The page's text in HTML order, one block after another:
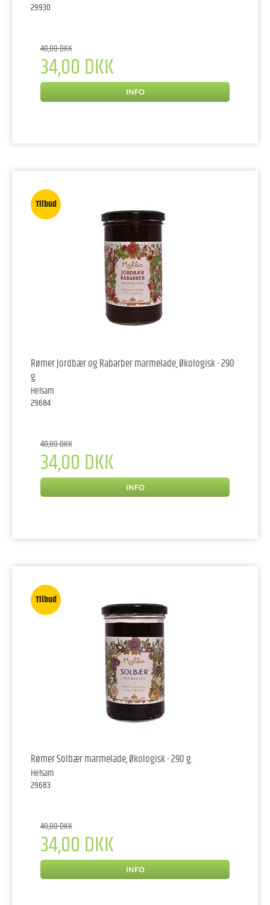
29930
40,00 DKK
34,00 DKK
INFO
Tilbud
Rømer Jordbær og Rabarber marmelade, Økologisk - 290
g.
Helsam
29684
40,00 DKK
34,00 DKK
INFO
Tilbud
Rømer Solbær marmelade, Økologisk - 290 g.
Helsam
29683
40,00 DKK
34,00 DKK
INFO